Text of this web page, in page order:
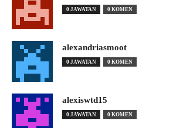
0 JAWATAN 0 KOMEN
alexandriasmoot
0 JAWATAN 0 KOMEN
alexiswtd15
0 JAWATAN 0 KOMEN